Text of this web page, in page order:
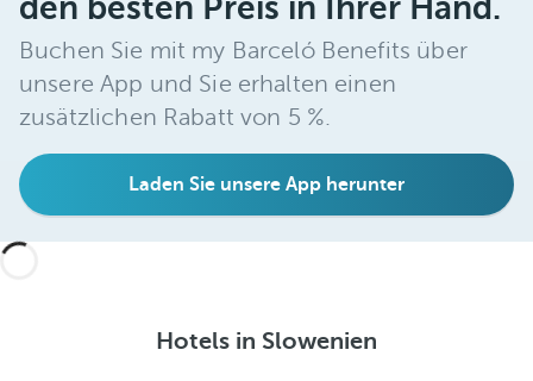
den besten Preis in Ihrer Hand.
Buchen Sie mit my Barceló Benefits über
unsere App und Sie erhalten einen
zusätzlichen Rabatt von 5 %.
Laden Sie unsere App herunter
Hotels in Slowenien